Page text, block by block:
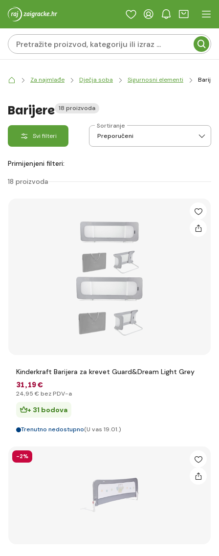
Za najmlađe Dječja soba Sigurnosni elementi
Barijere 18 proizvoda
Svi filteri
Sortiranje
Primijenjeni filteri:
18 proizvoda
Kinderkraft Barijera za krevet Guard&Dream Light Grey
31,19 €
24,95 € bez PDV-a
+ 31 bodova
Trenutno nedostupno(U vas 19.01.)
-2%